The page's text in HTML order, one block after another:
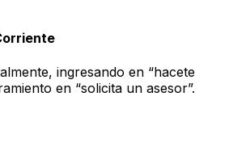
ingresando en “hacete
en “solicita un asesor”.